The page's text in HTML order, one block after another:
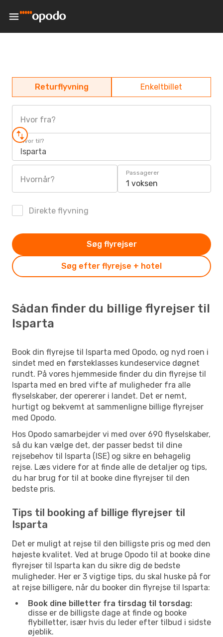
Returflyvning Enkeltbillet
Hvor fra?
Hvor til?
Isparta
Hvornår?
Passagerer
1 voksen
Direkte flyvning
Søg efter flyrejse + hotel
Søg flyrejser
Sådan finder du billige flyrejser til
Isparta
Book din flyrejse til Isparta med Opodo, og nyd roen i
sindet med en førsteklasses kundeservice døgnet
rundt. På vores hjemmeside finder du din flyrejse til
Isparta med en bred vifte af muligheder fra alle
flyselskaber, der opererer i landet. Det er nemt,
hurtigt og bekvemt at sammenligne billige flyrejser
med Opodo.
Hos Opodo samarbejder vi med over 690 flyselskaber,
så du kan vælge det, der passer bedst til dine
rejsebehov til Isparta (ISE) og sikre en behagelig
rejse. Læs videre for at finde alle de detaljer og tips,
du har brug for til at booke dine flyrejser til den
bedste pris.
Tips til booking af billige flyrejser til
Isparta
Det er muligt at rejse til den billigste pris og med den
højeste kvalitet. Ved at bruge Opodo til at booke dine
flyrejser til Isparta kan du sikre dig de bedste
muligheder. Her er 3 vigtige tips, du skal huske på for
at rejse billigere, når du booker din flyrejse til Isparta:
Book dine billetter fra tirsdag til torsdag:
disse er de billigste dage at finde og booke
flybilletter, især hvis du leder efter tilbud i sidste
øjeblik.